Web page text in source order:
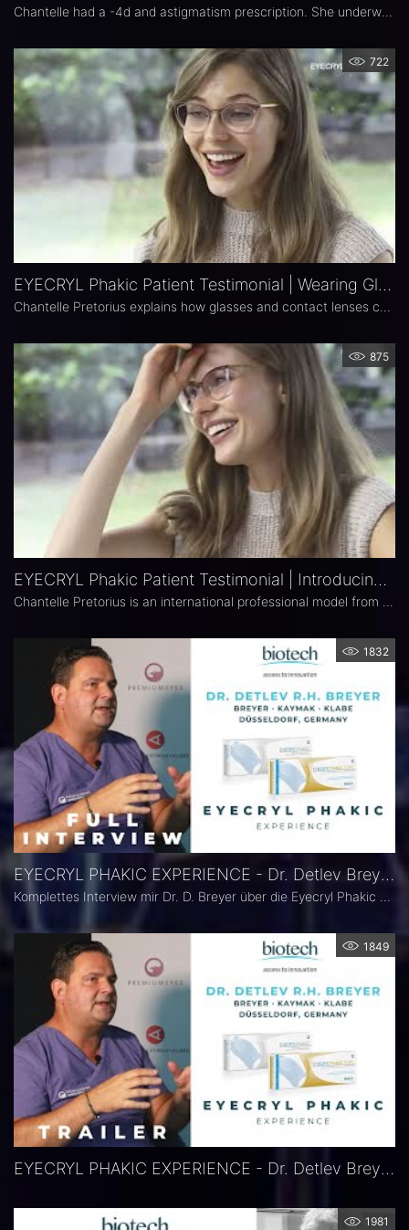
722
EYECRYL Phakic Patient Testimonial | Wearing Glasses & Contact Lenses
875
EYECRYL Phakic Patient Testimonial | Introducing CHANTELLE
1832
EYECRYL PHAKIC EXPERIENCE - Dr. Detlev Breyer, Düsseldorf
1849
EYECRYL PHAKIC EXPERIENCE - Dr. Detlev Breyer, Düsseldorf
1981